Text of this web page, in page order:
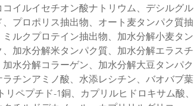
イルイセチオン酸ナトリウム、デシルグル
プロポリス抽出物、オート麦タンパク質抽
ルクプロテイン抽出物、加水分解小麦タン
加水分解米タンパク質、加水分解エラスチ
水分解コラーゲン、加水分解大豆タンパク
チンアミノ酸、水添レシチン、バオバブ葉
ペプチド-1銅、カプリルヒドロキサム酸、